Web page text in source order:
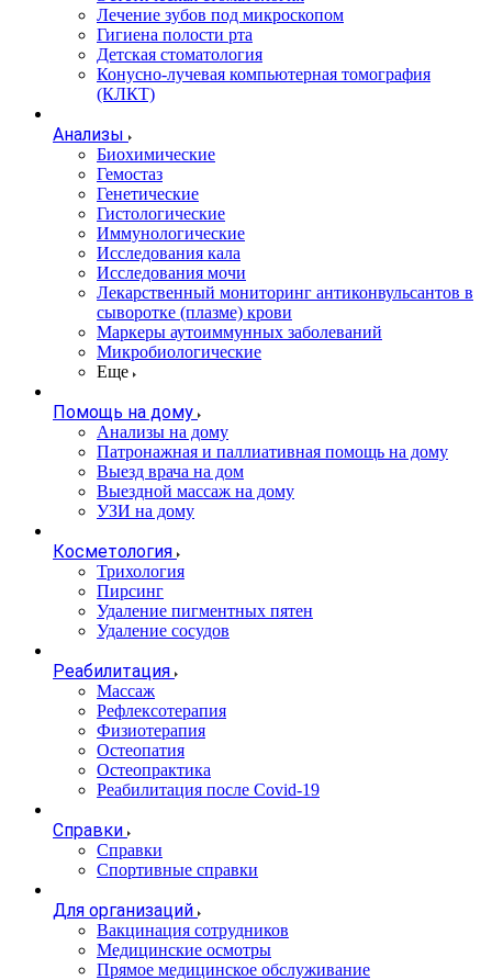
Лечение зубов под микроскопом
Гигиена полости рта
Детская стоматология
Конусно-лучевая компьютерная томография
(КЛКТ)
Анализы
Биохимические
Гемостаз
Генетические
Гистологические
Иммунологические
Исследования кала
Исследования мочи
Лекарственный мониторинг антиконвульсантов в
сыворотке (плазме) крови
Маркеры аутоиммунных заболеваний
Микробиологические
Еще
Помощь на дому
Анализы на дому
Патронажная и паллиативная помощь на дому
Выезд врача на дом
Выездной массаж на дому
УЗИ на дому
Косметология
Трихология
Пирсинг
Удаление пигментных пятен
Удаление сосудов
Реабилитация
Массаж
Рефлексотерапия
Физиотерапия
Остеопатия
Остеопрактика
Реабилитация после Covid-19
Справки
Справки
Спортивные справки
Для организаций
Вакцинация сотрудников
Медицинские осмотры
Прямое медицинское обслуживание